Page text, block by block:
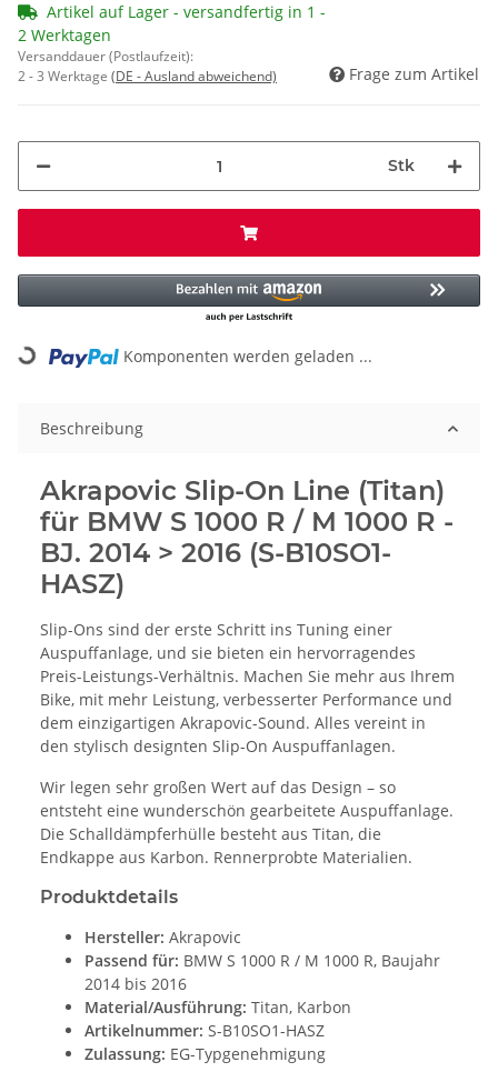
Artikel auf Lager - versandfertig in 1 -
2 Werktagen
Versanddauer (Postlaufzeit):
2 - 3 Werktage (DE - Ausland abweichend) Frage zum Artikel
Stk
Loading... Komponenten werden geladen ...
Beschreibung
Akrapovic Slip-On Line (Titan)
für BMW S 1000 R / M 1000 R -
BJ. 2014 > 2016 (S-B10SO1-
HASZ)
Slip-Ons sind der erste Schritt ins Tuning einer
Auspuffanlage, und sie bieten ein hervorragendes
Preis-Leistungs-Verhältnis. Machen Sie mehr aus Ihrem
Bike, mit mehr Leistung, verbesserter Performance und
dem einzigartigen Akrapovic-Sound. Alles vereint in
den stylisch designten Slip-On Auspuffanlagen.
Wir legen sehr großen Wert auf das Design – so
entsteht eine wunderschön gearbeitete Auspuffanlage.
Die Schalldämpferhülle besteht aus Titan, die
Endkappe aus Karbon. Rennerprobte Materialien.
Produktdetails
Hersteller: Akrapovic
Passend für: BMW S 1000 R / M 1000 R, Baujahr
2014 bis 2016
Material/Ausführung: Titan, Karbon
Artikelnummer: S-B10SO1-HASZ
Zulassung: EG-Typgenehmigung